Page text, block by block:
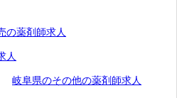
の薬剤師求人
人
岐阜県のその他の薬剤師求人